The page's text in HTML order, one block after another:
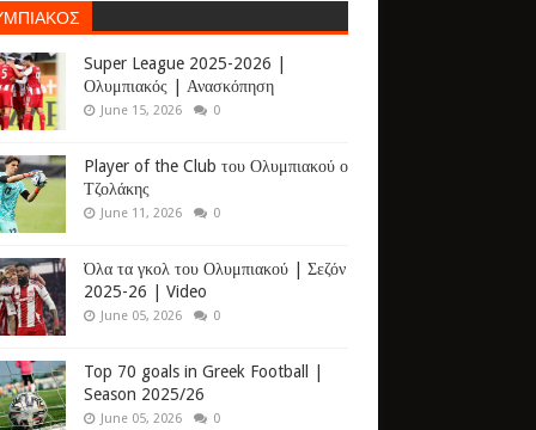
Super League 2025-2026 |
Ολυμπιακός | Ανασκόπηση
June 15, 2026 0
Player of the Club του Ολυμπιακού ο
Τζολάκης
June 11, 2026 0
Όλα τα γκολ του Ολυμπιακού | Σεζόν
2025-26 | Video
June 05, 2026 0
Top 70 goals in Greek Football |
Season 2025/26
June 05, 2026 0